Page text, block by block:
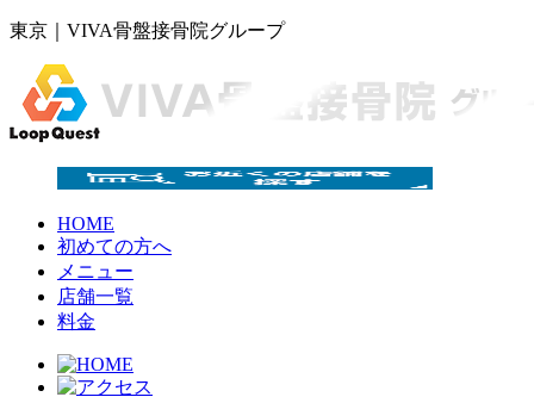
東京｜VIVA骨盤接骨院グループ
HOME
初めての方へ
メニュー
店舗一覧
料金